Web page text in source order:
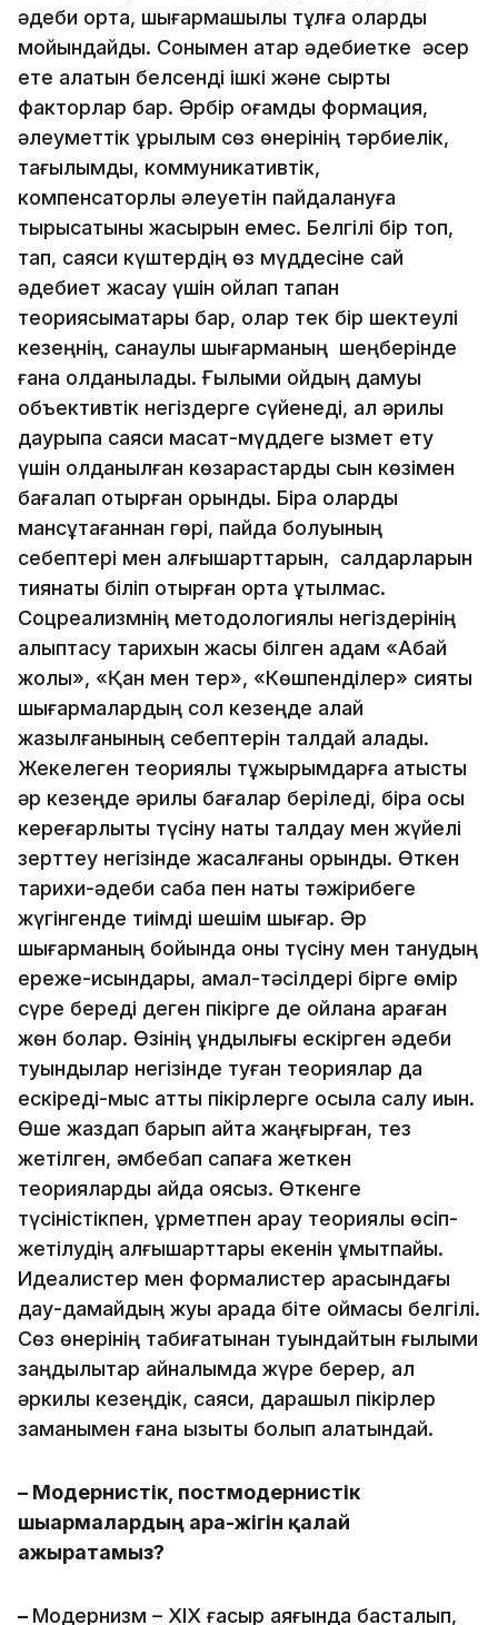
әдеби орта, шығармашылық тұлға оларды
мойындайды. Сонымен қатар әдебиетке әсер
ете алатын белсенді ішкі және сыртқы
факторлар бар. Әрбір қоғамдық формация,
әлеуметтік құрылым сөз өнерінің тәрбиелік,
тағылымдық, коммуникативтік,
компенсаторлық әлеуетін пайдалануға
тырысатыны жасырын емес. Белгілі бір топ,
тап, саяси күштердің өз мүддесіне сай
әдебиет жасау үшін ойлап тапқан
теориясымақтары бар, олар тек бір шектеулі
кезеңнің, санаулы шығарманың шеңберінде
ғана қолданылады. Ғылыми ойдың дамуы
объективтік негіздерге сүйенеді, ал әрқилы
даурықпа саяси мақсат-мүддеге қызмет ету
үшін қолданылған көзқарастарды сын көзімен
бағалап отырған орынды. Бірақ оларды
мансұқтағаннан гөрі, пайда болуының
себептері мен алғышарттарын, салдарларын
тиянақты біліп отырған орта ұтылмас.
Соцреализмнің методологиялық негіздерінің
қалыптасу тарихын жақсы білген адам «Абай
жолы», «Қан мен тер», «Көшпенділер» сияқты
шығармалардың сол кезеңде қалай
жазылғанының себептерін талдай алады.
Жекелеген теориялық тұжырымдарға қатысты
әр кезеңде әрқилы бағалар беріледі, бірақ осы
кереғарлықты түсіну нақты талдау мен жүйелі
зерттеу негізінде жасалғаны орынды. Өткен
тарихи-әдеби сабақ пен нақты тәжірибеге
жүгінгенде тиімді шешім шығар. Әр
шығарманың бойында оны түсіну мен танудың
ереже-қисындары, амал-тәсілдері бірге өмір
сүре береді деген пікірге де ойлана қараған
жөн болар. Өзінің құндылығы ескірген әдеби
туындылар негізінде туған теориялар да
ескіреді-мыс атты пікірлерге қосыла салу қиын.
Өше жаздап барып қайта жаңғырған, тез
жетілген, әмбебап сапаға жеткен
теорияларды қайда қоясыз. Өткенге
түсіністікпен, құрметпен қарау теориялық өсіп-
жетілудің алғышарттары екенін ұмытпайық.
Идеалистер мен формалистер арасындағы
дау-дамайдың жуық арада біте қоймасы белгілі.
Сөз өнерінің табиғатынан туындайтын ғылыми
заңдылықтар айналымда жүре берер, ал
әркилы кезеңдік, саяси, дарашыл пікірлер
заманымен ғана қызықты болып қалатындай.
– Модернистік, постмодернистік
шығармалардың ара-жігін қалай
ажыратамыз?
– Модернизм – ХІХ ғасыр аяғында басталып,